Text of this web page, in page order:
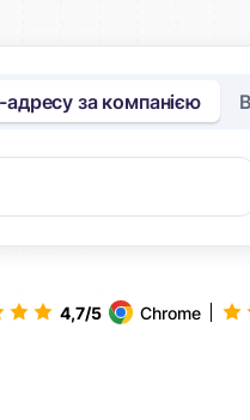
за компанією
4,7/5 Chrome